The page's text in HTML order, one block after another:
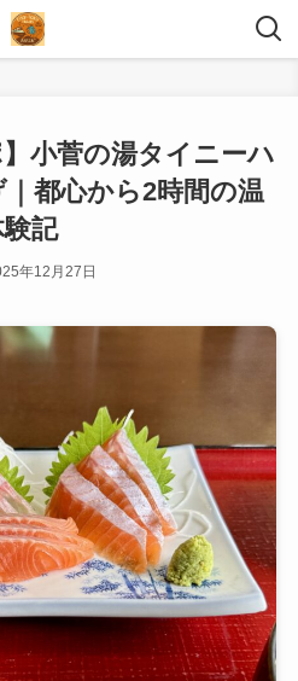
】小菅の湯タイニーハ
都心から2時間の温
記
年12月27日